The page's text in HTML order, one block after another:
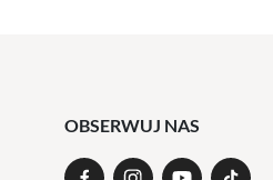
OBSERWUJ NAS